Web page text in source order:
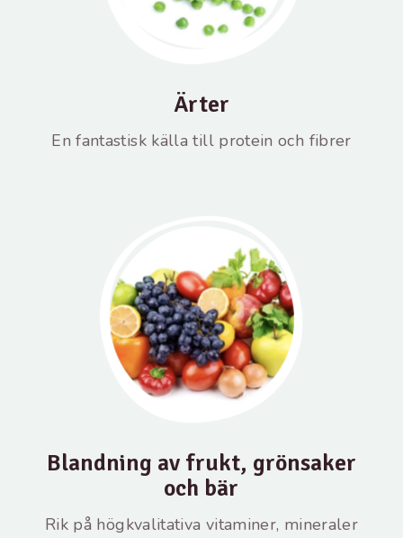
Ärter
En fantastisk källa till protein och fibrer
Blandning av frukt, grönsaker
och bär
Rik på högkvalitativa vitaminer, mineraler